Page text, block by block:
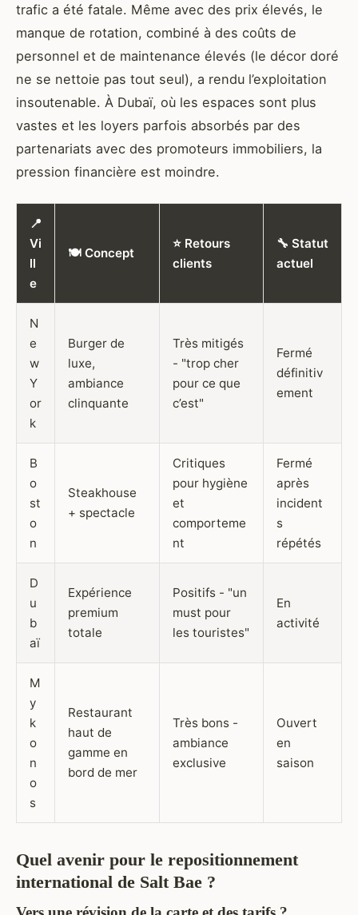
trafic a été fatale. Même avec des prix élevés, le
manque de rotation, combiné à des coûts de
personnel et de maintenance élevés (le décor doré
ne se nettoie pas tout seul), a rendu l’exploitation
insoutenable. À Dubaï, où les espaces sont plus
vastes et les loyers parfois absorbés par des
partenariats avec des promoteurs immobiliers, la
pression financière est moindre.
📍
Vi
ll
e
🍽️ Concept
⭐ Retours
clients
🔧 Statut
actuel
N
e
w
Y
or
k
Burger de
luxe,
ambiance
clinquante
Très mitigés
- "trop cher
pour ce que
c’est"
Fermé
définitiv
ement
B
o
st
o
n
Steakhouse
+ spectacle
Critiques
pour hygiène
et
comporteme
nt
Fermé
après
incident
s
répétés
D
u
b
aï
Expérience
premium
totale
Positifs - "un
must pour
les touristes"
En
activité
M
y
k
o
n
o
s
Restaurant
haut de
gamme en
bord de mer
Très bons -
ambiance
exclusive
Ouvert
en
saison
Quel avenir pour le repositionnement
international de Salt Bae ?